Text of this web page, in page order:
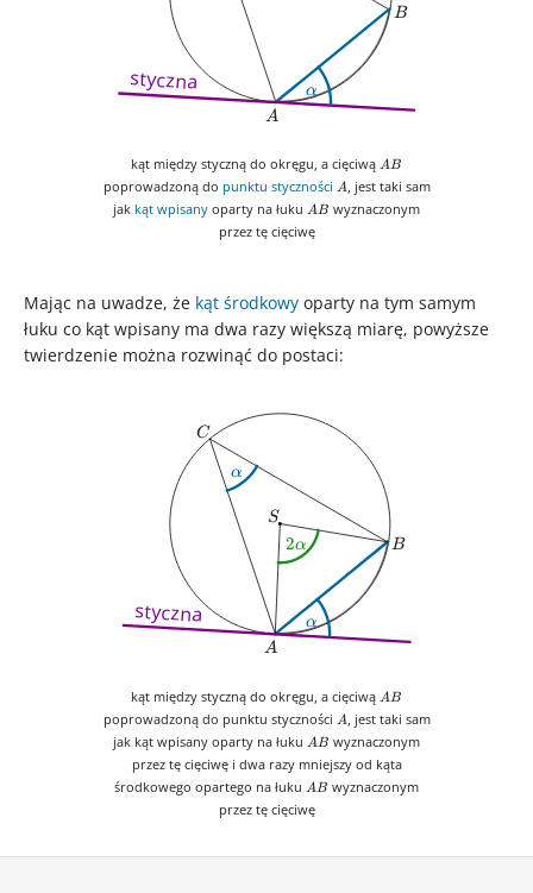
A
A
B
B
\alpha
α
styczna
kąt między styczną do okręgu, a cięciwą AB
AB
poprowadzoną do punktu styczności A
A, jest taki sam
jak kąt wpisany oparty na łuku AB
AB wyznaczonym
przez tę cięciwę
Mając na uwadze, że kąt środkowy oparty na tym samym
łuku co kąt wpisany ma dwa razy większą miarę, powyższe
twierdzenie można rozwinąć do postaci:
A
A
B
B
C
C
S
S
\alpha
α
\alpha
α
2\alpha
2α
styczna
kąt między styczną do okręgu, a cięciwą AB
AB
poprowadzoną do punktu styczności A
A, jest taki sam
jak kąt wpisany oparty na łuku AB
AB wyznaczonym
przez tę cięciwę i dwa razy mniejszy od kąta
środkowego opartego na łuku AB
AB wyznaczonym
przez tę cięciwę